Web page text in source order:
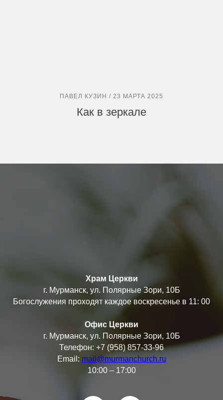
ПАВЕЛ КУЗИН / 23 МАРТА 2025
Как в зеркале
Храм Церкви
г. Мурманск, ул. Полярные Зори, 10Б
Богослужения проходят каждое воскресенье в 11: 00
Офис Церкви
г. Мурманск, ул. Полярные Зори, 10Б
Телефон: +7 (958) 857-33-96
Email: mail@murmanchurch.ru
10:00 – 17:00